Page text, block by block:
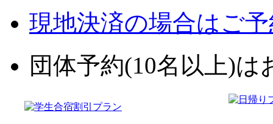
現地決済の場合はご
団体予約(10名以上)は